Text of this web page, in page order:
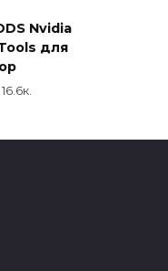
Nvidia
для
16.6к.